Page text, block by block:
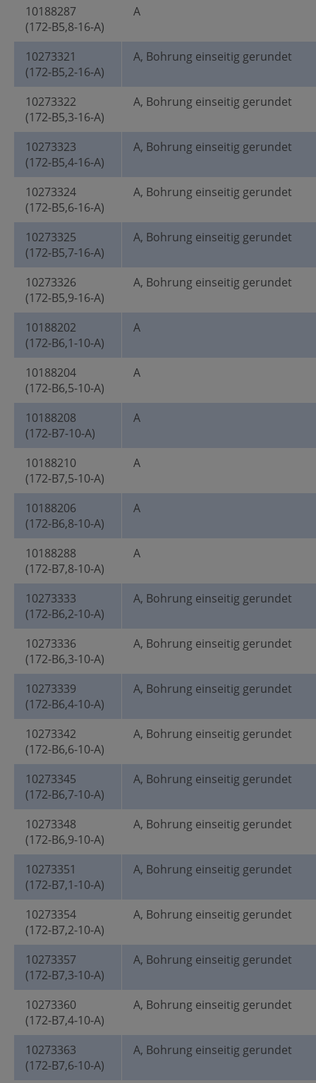
10188287
(172-B5,8-16-A)
A
10273321
(172-B5,2-16-A)
A, Bohrung einseitig gerundet
10273322
(172-B5,3-16-A)
A, Bohrung einseitig gerundet
10273323
(172-B5,4-16-A)
A, Bohrung einseitig gerundet
10273324
(172-B5,6-16-A)
A, Bohrung einseitig gerundet
10273325
(172-B5,7-16-A)
A, Bohrung einseitig gerundet
10273326
(172-B5,9-16-A)
A, Bohrung einseitig gerundet
10188202
(172-B6,1-10-A)
A
10188204
(172-B6,5-10-A)
A
10188208
(172-B7-10-A)
A
10188210
(172-B7,5-10-A)
A
10188206
(172-B6,8-10-A)
A
10188288
(172-B7,8-10-A)
A
10273333
(172-B6,2-10-A)
A, Bohrung einseitig gerundet
10273336
(172-B6,3-10-A)
A, Bohrung einseitig gerundet
10273339
(172-B6,4-10-A)
A, Bohrung einseitig gerundet
10273342
(172-B6,6-10-A)
A, Bohrung einseitig gerundet
10273345
(172-B6,7-10-A)
A, Bohrung einseitig gerundet
10273348
(172-B6,9-10-A)
A, Bohrung einseitig gerundet
10273351
(172-B7,1-10-A)
A, Bohrung einseitig gerundet
10273354
(172-B7,2-10-A)
A, Bohrung einseitig gerundet
10273357
(172-B7,3-10-A)
A, Bohrung einseitig gerundet
10273360
(172-B7,4-10-A)
A, Bohrung einseitig gerundet
10273363
(172-B7,6-10-A)
A, Bohrung einseitig gerundet